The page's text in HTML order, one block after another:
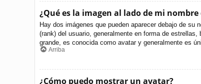
¿Qué es la imagen al lado de mi
Hay dos imágenes que pueden aparecer debajo de
(rank) del usuario, generalmente en forma de
grande, es conocida como avatar y generalmente es
Arriba
¿Cómo puedo mostrar un avatar?